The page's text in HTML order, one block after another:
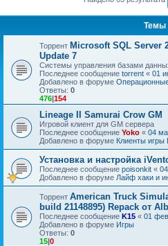
Темы
Торрент Microsoft SQL Server
Update 7
Системы управления базами
Последнее сообщение torrent « 01
Добавлено в форуме
Ответы: 0
476|154
Lineage II Samurai Crow GM
Игровой клиент для GM сервера
Последнее сообщение Yoko « 04
Добавлено в форуме Клиенты игры
Установка и настройка
Последнее сообщение poisonkit «
Добавлено в форуме Лайф хаки и
Торрент American Truck
build 21148895) Repack от
Последнее сообщение K15 « 01
Добавлено в форуме Игры
Ответы: 0
15|0